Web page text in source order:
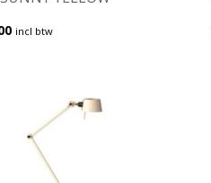
incl btw